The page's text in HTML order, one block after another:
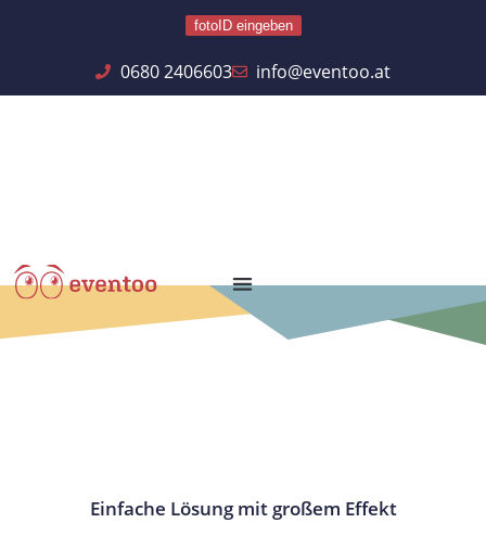
fotoID eingeben
0680 2406603 info@eventoo.at
Einfache Lösung mit großem Effekt